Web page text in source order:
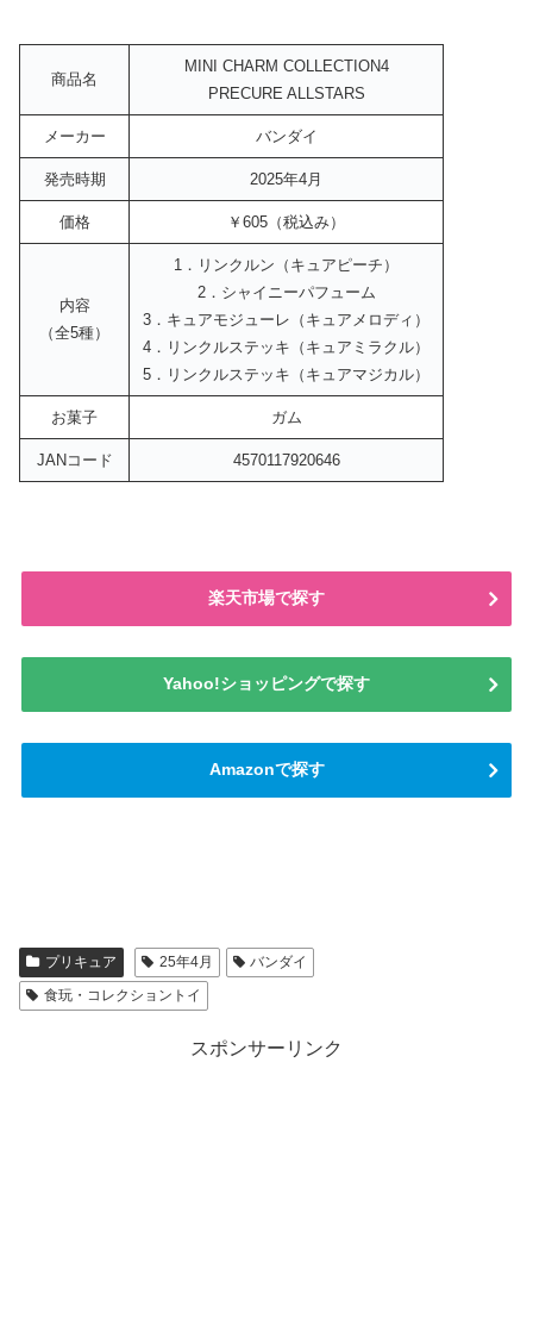
商品名
MINI CHARM COLLECTION4
PRECURE ALLSTARS
メーカー バンダイ
発売時期 2025年4月
価格 ￥605（税込み）
内容
（全5種）
1．リンクルン（キュアピーチ）
2．シャイニーパフューム
3．キュアモジューレ（キュアメロディ）
4．リンクルステッキ（キュアミラクル）
5．リンクルステッキ（キュアマジカル）
お菓子 ガム
JANコード 4570117920646
楽天市場で探す
Yahoo!ショッピングで探す
Amazonで探す
プリキュア 25年4月
バンダイ
食玩・コレクショントイ
スポンサーリンク